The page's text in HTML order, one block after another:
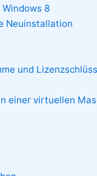
8
Neuinstallation
und
einer virtuellen